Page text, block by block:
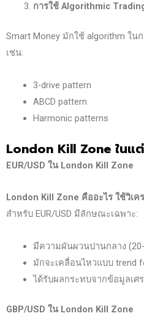
การใช้ Algorithmic
Smart Money มักใช้ algorithm ใน
เช่น:
3-drive pattern
ABCD pattern
Harmonic patterns
London Kill Zone ในแ
EUR/USD ใน London Kill Zone
London Kill Zone คืออะไร ใช้วิเ
สำหรับ EUR/USD มีลักษณะเฉพาะ:
มีความผันผวนปานกลาง
มักจะเคลื่อนไหวแบบ trend
ได้รับผลกระทบจากข้อมูลเศ
GBP/USD ใน London Kill Zone